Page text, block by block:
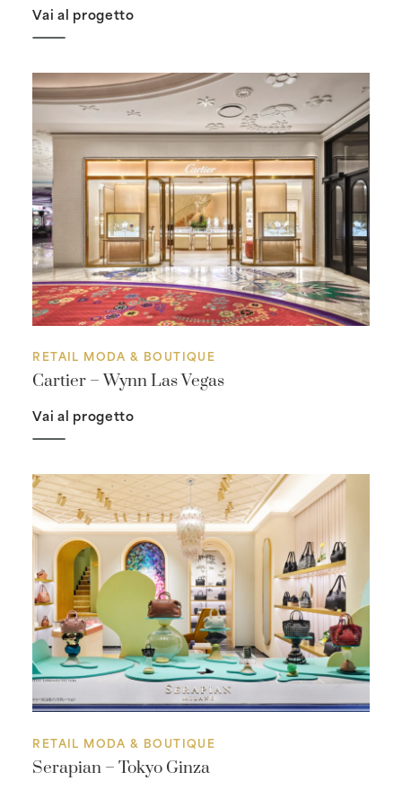
Vai al progetto
RETAIL MODA & BOUTIQUE
Cartier – Wynn Las Vegas
Vai al progetto
RETAIL MODA & BOUTIQUE
Serapian – Tokyo Ginza